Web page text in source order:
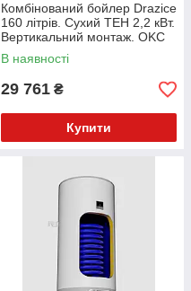
Комбінований бойлер Drazice
160 літрів. Сухий ТЕН 2,2 кВт.
Вертикальний монтаж. OKC
160
В наявності
29 761 ₴
Купити